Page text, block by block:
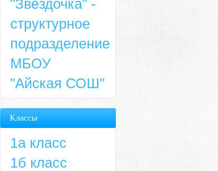
"Звёздочка" -
структурное
подразделение
МБОУ
"Айская СОШ"
Классы
1а класс
1б класс